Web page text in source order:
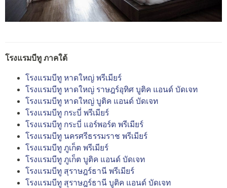
โรงแรมบีทู ภาคใต้
โรงแรมบีทู หาดใหญ่ พรีเมียร์
โรงแรมบีทู หาดใหญ่ ราษฎร์อุทิศ บูติค แอนด์ บัดเจท
โรงแรมบีทู หาดใหญ่ บูติค แอนด์ บัดเจท
โรงแรมบีทู กระบี่ พรีเมียร์
โรงแรมบีทู กระบี่ แอร์พอร์ต พรีเมียร์
โรงแรมบีทู นครศรีธรรมราช พรีเมียร์
โรงแรมบีทู ภูเก็ต พรีเมียร์
โรงแรมบีทู ภูเก็ต บูติค แอนด์ บัดเจท
โรงแรมบีทู สุราษฎร์ธานี พรีเมียร์
โรงแรมบีทู สุราษฎร์ธานี บูติค แอนด์ บัดเจท